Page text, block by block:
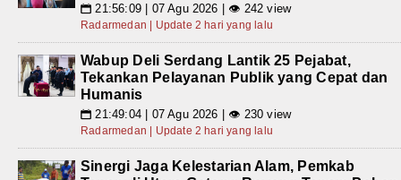
📅 21:56:09 | 07 Agu 2026 | 👁 242 view
Radarmedan | Update 2 hari yang lalu
Wabup Deli Serdang Lantik 25 Pejabat,
Tekankan Pelayanan Publik yang Cepat dan
Humanis
📅 21:49:04 | 07 Agu 2026 | 👁 230 view
Radarmedan | Update 2 hari yang lalu
Sinergi Jaga Kelestarian Alam, Pemkab